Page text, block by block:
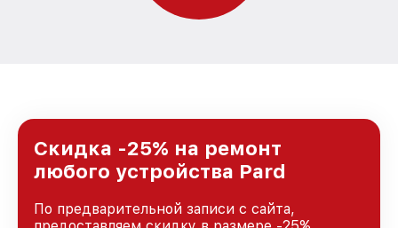
Скидка -25% на ремонт
любого устройства Pard
По предварительной записи с сайта,